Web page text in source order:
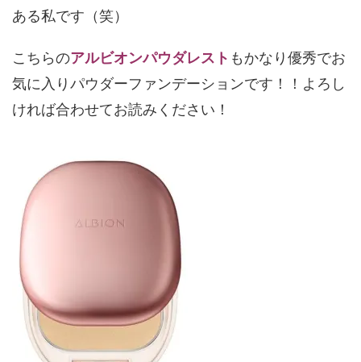
ある私です（笑）
こちらのアルビオンパウダレスト もかなり優秀でお
気に入りパウダーファンデーションです！！よろし
ければ合わせてお読みください！